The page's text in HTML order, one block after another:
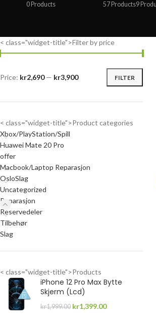
0 Products 57 Products9
< class="widget-title">Filter by price
FILTER
Price: kr2,690— kr3,900
< class="widget-title">Product categories
Xbox/PlayStation/Spill
Huawei Mate 20 Pro
offer
Macbook/Laptop Reparasjon
OsloSlag
Uncategorized
Reparasjon
Reservedeler
Tilbehør
Slag
< class="widget-title">Products
iPhone 12 Pro Max Bytte
Skjerm (Lcd)
kr1,999.00 kr1,399.00